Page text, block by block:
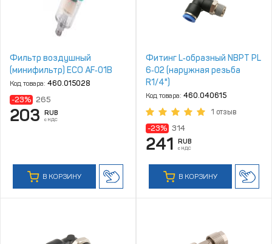
Фильтр воздушный
(минифильтр) ECO AF‑01B
Код товара: 460.015028
-23% 265
203 RUB
с НДС
В КОРЗИНУ
Фитинг L‑образный NBPT PL
6‑02 (наружная резьба
R1/4")
Код товара: 460.040615
1 отзыв
-23% 314
241 RUB
с НДС
В КОРЗИНУ